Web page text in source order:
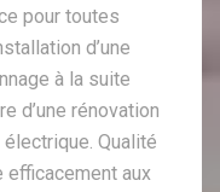
pour toutes
d’une
à la suite
d’une rénovation
Qualité
efficacement aux